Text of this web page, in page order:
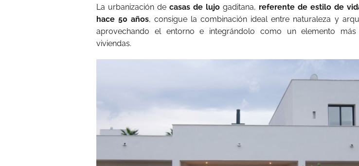
La urbanización de casas de lujogaditana, referente de estilo de
hace 50 años, consigue la combinación ideal entre naturaleza y
aprovechando el entorno e integrándolo como un elemento
viviendas.